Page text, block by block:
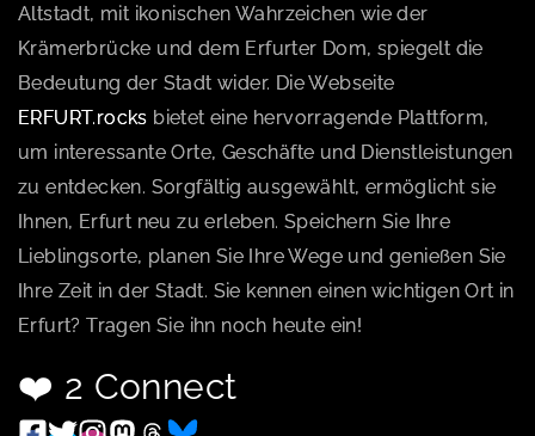
Altstadt, mit ikonischen Wahrzeichen wie der
Krämerbrücke und dem Erfurter Dom, spiegelt die
Bedeutung der Stadt wider. Die Webseite
ERFURT.rocks bietet eine hervorragende Plattform,
um interessante Orte, Geschäfte und Dienstleistungen
zu entdecken. Sorgfältig ausgewählt, ermöglicht sie
Ihnen, Erfurt neu zu erleben. Speichern Sie Ihre
Lieblingsorte, planen Sie Ihre Wege und genießen Sie
Ihre Zeit in der Stadt. Sie kennen einen wichtigen Ort in
Erfurt? Tragen Sie ihn noch heute ein!
❤️ 2 Connect